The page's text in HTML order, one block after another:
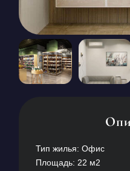
+380671500551
Заказать звонок
Тип жилья: Офис
Площадь: 22 м2